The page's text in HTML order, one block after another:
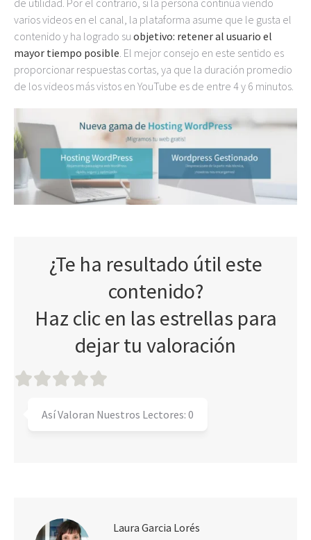
de utilidad. Por el contrario, si la persona continúa viendo
varios videos en el canal, la plataforma asume que le gusta el
contenido y ha logrado su objetivo: retener al usuario el
mayor tiempo posible. El mejor consejo en este sentido es
proporcionar respuestas cortas, ya que la duración promedio
de los videos más vistos en YouTube es de entre 4 y 6 minutos.
¿Te ha resultado útil este
contenido?
Haz clic en las estrellas para
dejar tu valoración
Así Valoran Nuestros Lectores: 0
Laura Garcia Lorés